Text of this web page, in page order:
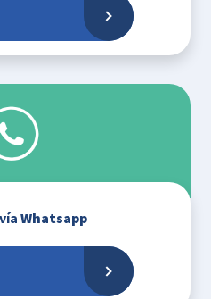
Whatsapp